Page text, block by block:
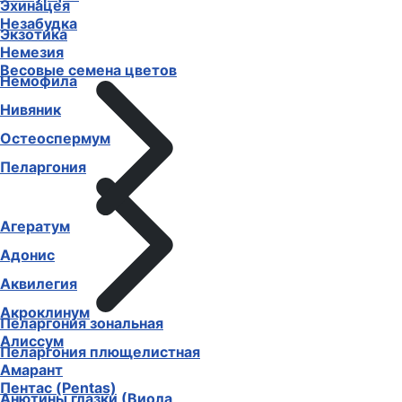
Незабудка
Немезия
Немофила
Нивяник
Остеоспермум
Пеларгония
Пеларгония зональная
Пеларгония плющелистная
Пентас (Pentas)
Эхинацея
Экзотика
Весовые семена цветов
Агератум
Адонис
Аквилегия
Акроклинум
Алиссум
Амарант
Анютины глазки (Виола